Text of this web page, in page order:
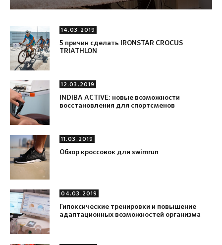
14.03.2019
5 причин сделать IRONSTAR CROCUS
TRIATHLON
12.03.2019
INDIBA ACTIVE: новые возможности
восстановления для спортсменов
11.03.2019
Обзор кроссовок для swimrun
04.03.2019
Гипоксические тренировки и повышение
адаптационных возможностей организма